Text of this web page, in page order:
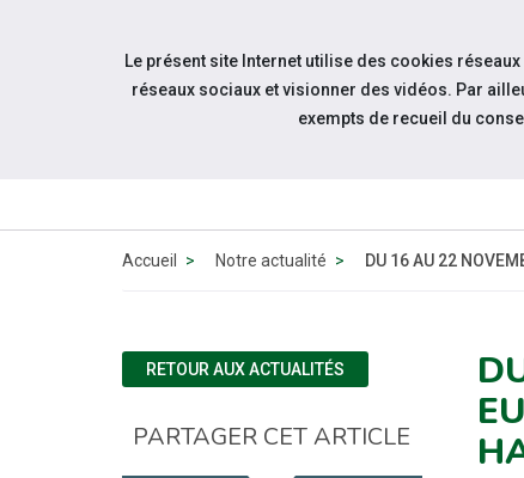
Aller au contenu
Accueil Notre actualité DU 16 AU 22
RETOUR AUX ACTUALITÉS
PARTAGER CET ARTICLE
Le présent site Internet utilise des cookies
réseaux sociaux et visionner des vidéos. Par
exempts de recueil du